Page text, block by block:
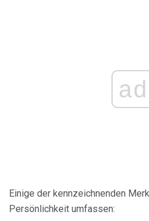
ad
Einige der kennzeichnenden
Persönlichkeit umfassen: